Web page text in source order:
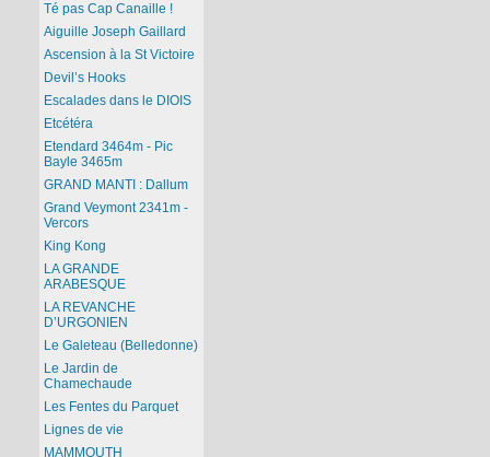
Té pas Cap Canaille !
Aiguille Joseph Gaillard
Ascension à la St Victoire
Devil’s Hooks
Escalades dans le DIOIS
Etcétéra
Etendard 3464m - Pic
Bayle 3465m
GRAND MANTI : Dallum
Grand Veymont 2341m -
Vercors
King Kong
LA GRANDE
ARABESQUE
LA REVANCHE
D’URGONIEN
Le Galeteau (Belledonne)
Le Jardin de
Chamechaude
Les Fentes du Parquet
Lignes de vie
MAMMOUTH